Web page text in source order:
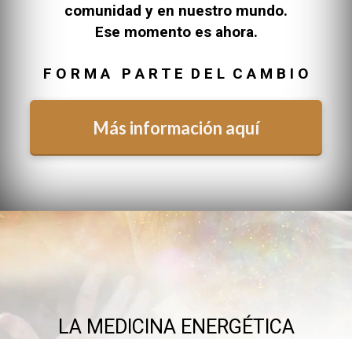
comunidad y en nuestro mundo.
Ese momento es ahora.
F O R M A P A R T E D E L C A M B I O
Más información aquí
LA MEDICINA ENERGÉTICA